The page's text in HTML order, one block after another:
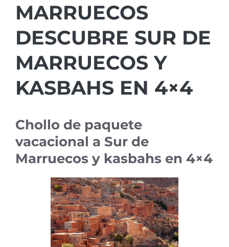
MARRUECOS
DESCUBRE SUR DE
MARRUECOS Y
KASBAHS EN 4×4
Chollo de paquete
vacacional a Sur de
Marruecos y kasbahs en 4×4